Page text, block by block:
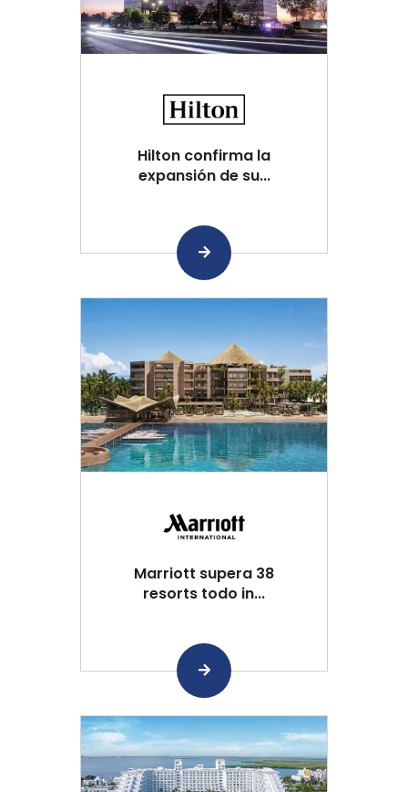
Hilton confirma la
expansión de su...
Marriott supera 38
resorts todo in...